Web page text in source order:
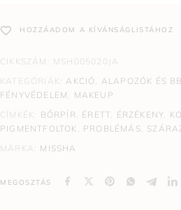
HOZZÁADOM A KÍVÁNSÁGLISTÁHOZ
CIKKSZÁM: MSH005020JA
KATEGÓRIÁK:AKCIÓ , ALAPOZÓK ÉS
FÉNYVÉDELEM , MAKEUP
CÍMKÉK: BŐRPÍR, ÉRETT, ÉRZÉKENY,
PIGMENTFOLTOK , PROBLÉMÁS,
MÁRKA: MISSHA
MEGOSZTÁS